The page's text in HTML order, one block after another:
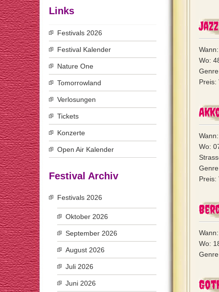
Wo:
Preis:
Wo:
Preis:
Wo:
Links
Festivals 2026
Festival Kalender
Nature One
Tomorrowland
Verlosungen
Tickets
Konzerte
Open Air Kalender
Festival Archiv
Festivals 2026
Oktober 2026
September 2026
August 2026
Juli 2026
Juni 2026